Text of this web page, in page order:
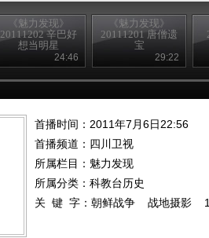
《魅力发现》
20111202 辛巴好
想当明星
24:46
《魅力发现》
20111201 唐僧遗
宝
29:22
首播时间：2011年7月6日22:56
首播频道： 四川卫视
所属栏目： 魅力发现
所属分类：科教台历史
关 键 字： 朝鲜战争 战地摄影